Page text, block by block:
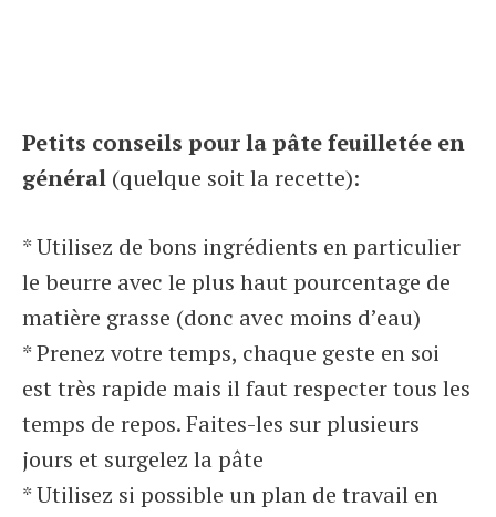
Petits conseils pour la pâte feuilletée en
général (quelque soit la recette):
* Utilisez de bons ingrédients en particulier
le beurre avec le plus haut pourcentage de
matière grasse (donc avec moins d’eau)
* Prenez votre temps, chaque geste en soi
est très rapide mais il faut respecter tous les
temps de repos. Faites-les sur plusieurs
jours et surgelez la pâte
* Utilisez si possible un plan de travail en